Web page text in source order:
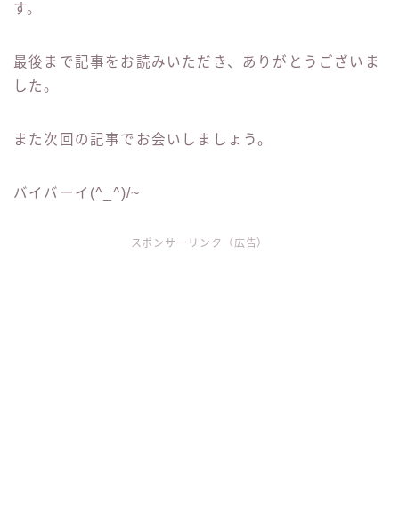
す。
最後まで記事をお読みいただき、ありがとうございま
した。
また次回の記事でお会いしましょう。
バイバーイ(^_^)/~
スポンサーリンク（広告）